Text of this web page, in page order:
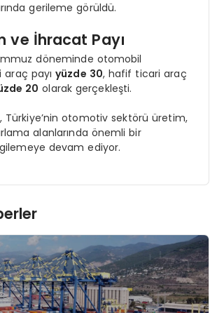
gerileme görüldü.
ve İhracat Payı
döneminde otomobil
araç payıyüzde 30, hafif ticari araç
20 olarak gerçekleşti.
Türkiye’nin otomotiv sektörü üretim,
alanlarında önemli bir
devam ediyor.